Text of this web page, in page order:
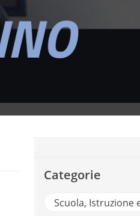
Categorie
PA Digitale Scuola,